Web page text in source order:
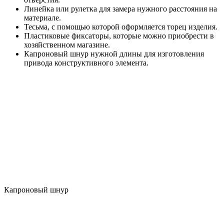
Линейка или рулетка для замера нужного расстояния на
материале.
Тесьма, с помощью которой оформляется торец изделия.
Пластиковые фиксаторы, которые можно приобрести в
хозяйственном магазине.
Капроновый шнур нужной длины для изготовления
привода конструктивного элемента.
Капроновый шнур